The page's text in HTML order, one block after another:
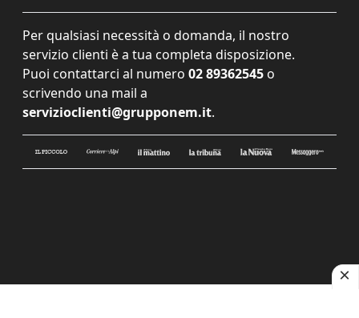
Per qualsiasi necessità o domanda, il nostro
servizio clienti è a tua completa disposizione.
Puoi contattarci al numero 02 89362545 o
scrivendo una mail a
servizioclienti@grupponem.it.